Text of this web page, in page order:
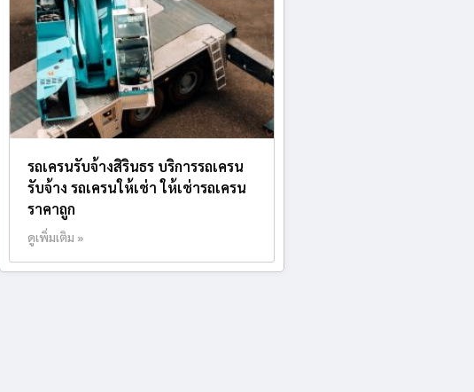
รถเครนรับจ้างสิรินธร บริการรถเครน
รับจ้าง รถเครนให้เช่า ให้เช่ารถเครน
ราคาถูก
ดูเพิ่มเติม »